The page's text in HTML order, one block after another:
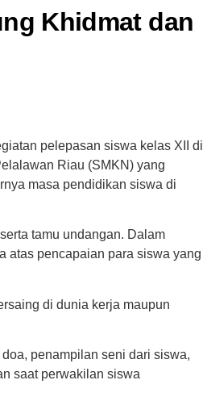
Khidmat dan
pelepasan siswa kelas XII di
Riau (SMKN) yang
masa pendidikan siswa di
tamu undangan. Dalam
atas pencapaian para siswa yang
di dunia kerja maupun
penampilan seni dari siswa,
saat perwakilan siswa